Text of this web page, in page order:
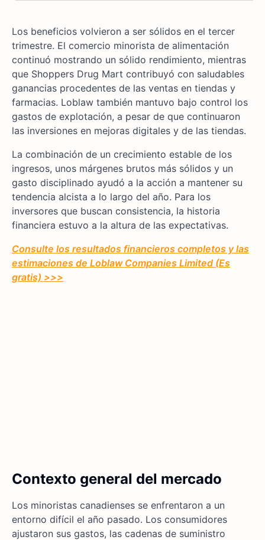
Los beneficios volvieron a ser sólidos en el tercer
trimestre. El comercio minorista de alimentación
continuó mostrando un sólido rendimiento, mientras
que Shoppers Drug Mart contribuyó con saludables
ganancias procedentes de las ventas en tiendas y
farmacias. Loblaw también mantuvo bajo control los
gastos de explotación, a pesar de que continuaron
las inversiones en mejoras digitales y de las tiendas.
La combinación de un crecimiento estable de los
ingresos, unos márgenes brutos más sólidos y un
gasto disciplinado ayudó a la acción a mantener su
tendencia alcista a lo largo del año. Para los
inversores que buscan consistencia, la historia
financiera estuvo a la altura de las expectativas.
Consulte los resultados financieros completos y las
estimaciones de Loblaw Companies Limited (Es
gratis) >>>
Contexto general del mercado
Los minoristas canadienses se enfrentaron a un
entorno difícil el año pasado. Los consumidores
ajustaron sus gastos, las cadenas de suministro